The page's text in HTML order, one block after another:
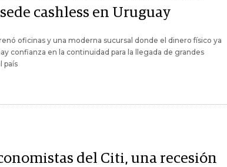
cashless en Uruguay
oficinas y una moderna sucursal donde el dinero físico ya
confianza en la continuidad para la llegada de grandes
país
del Citi, una recesión